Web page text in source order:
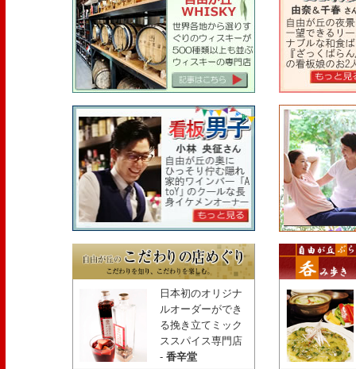
日本初のオリジナ
ルオーダーができ
る挽き立てミック
ススパイス専門店
- 香辛堂